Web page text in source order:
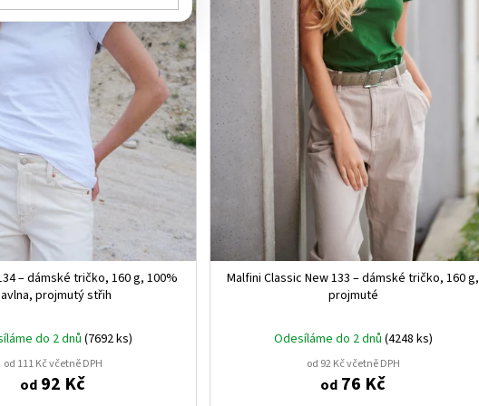
– dámské tričko, 160 g, 100%
projmutý střih
do 2 dnů (7692 ks)
od 111 Kč včetně DPH
od 92 Kč
Malfini Classic New 133 – dámské tričko, 160 g,
projmuté
Odesíláme do 2 dnů (4248 ks)
od 92 Kč včetně DPH
od 76 Kč